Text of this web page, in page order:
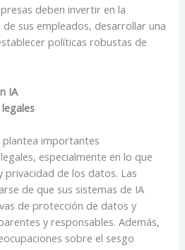
deben invertir en la
sus empleados, desarrollar una
políticas robustas de
IA
plantea importantes
especialmente en lo que
privacidad de los datos. Las
de que sus sistemas de IA
de protección de datos y
y responsables. Además,
sobre el sesgo